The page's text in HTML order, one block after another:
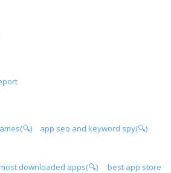
app seo and keyword spy(🔍)
downloaded apps(🔍)
best app store